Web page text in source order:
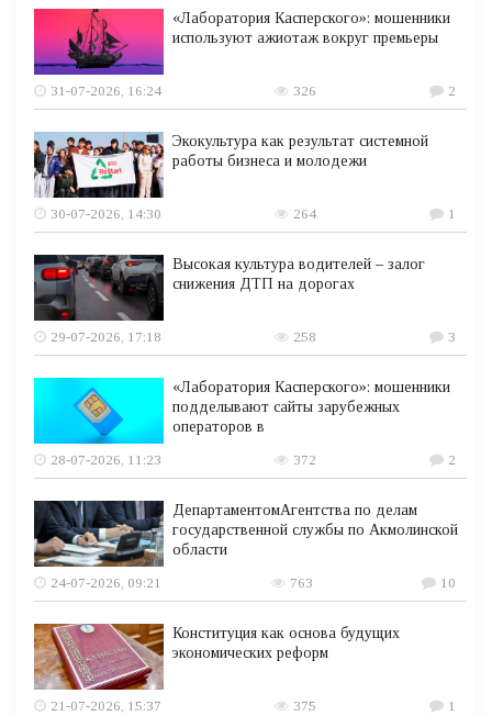
«Лаборатория Касперского»: мошенники
используют ажиотаж вокруг премьеры
31-07-2026, 16:24 326 2
Экокультура как результат системной
работы бизнеса и молодежи
30-07-2026, 14:30 264 1
Высокая культура водителей – залог
снижения ДТП на дорогах
29-07-2026, 17:18 258 3
«Лаборатория Касперского»: мошенники
подделывают сайты зарубежных
операторов в
28-07-2026, 11:23
372 2
ДепартаментомАгентства по делам
государственной службы по Акмолинской
области
24-07-2026, 09:21
763 10
Конституция как основа будущих
экономических реформ
21-07-2026, 15:37 375 1